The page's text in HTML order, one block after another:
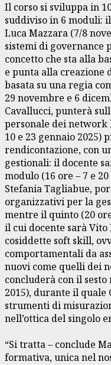
Il corso si sviluppa in
suddiviso in 6 moduli:
Luca Mazzara (7/8
sistemi di governance
concetto che sta alla
e punta alla creazione
basata su una regia
29 novembre e 6
Cavallucci, punterà
personale dei network
10 e 23 gennaio 2025)
rendicontazione, con
gestionali: il docente
modulo (16 ore – 7 e
Stefania Tagliabue,
organizzativi per la
mentre il quinto (20
il cui docente sarà
cosiddette soft skill,
comportamentali da
nuovi come quelli dei
concluderà con il sesto
2015), durante il
strumenti di
nell’ottica del singolo
“Si tratta – conclude
formativa, unica nel